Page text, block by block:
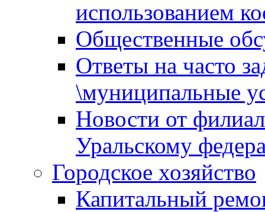
использованием
Общественные
Ответы на часто
\муниципальные
Новости от
Уральскому
Городское хозяйство
Капитальный